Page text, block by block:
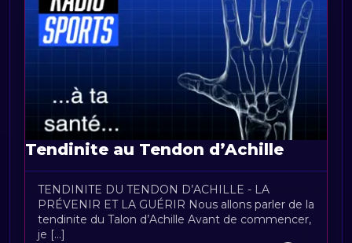
Tendinite au Tendon d’Achille
TENDINITE DU TENDON D’ACHILLE - LA
PRÉVENIR ET LA GUÉRIR Nous allons parler de la
tendinite du Talon d’Achille Avant de commencer,
je [...]